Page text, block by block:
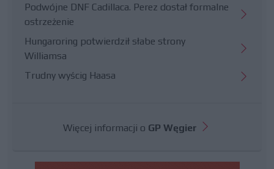
Podwójne DNF Cadillaca. Perez dostał formalne
ostrzeżenie
Hungaroring potwierdził słabe strony
Williamsa
Trudny wyścig Haasa
Więcej informacji o GP Węgier